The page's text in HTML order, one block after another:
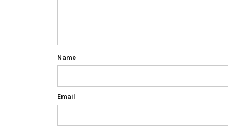
Name
Email